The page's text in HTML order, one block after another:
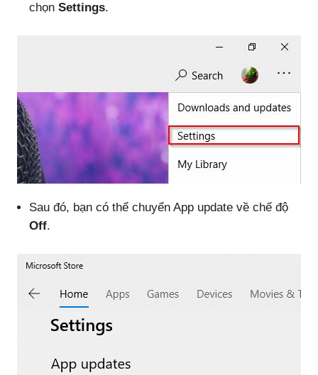
chọn Settings.
Sau đó, bạn có thể chuyển App update về chế độ
Off.